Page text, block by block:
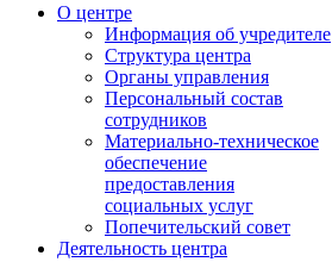
О центре
Информация об учредителе
Структура центра
Органы управления
Персональный состав
сотрудников
Материально-техническое
обеспечение
предоставления
социальных услуг
Попечительский совет
Деятельность центра